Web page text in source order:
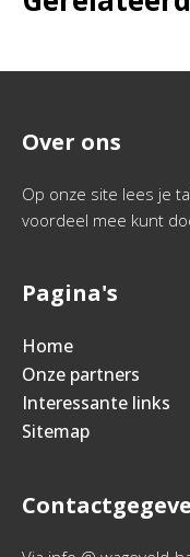
Over ons
Op onze site lees je
voordeel mee kunt
Pagina's
Home
Onze partners
Interessante links
Sitemap